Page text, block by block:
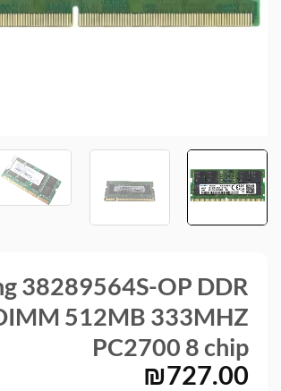
38289564S-OP DDR
512MB 333MHZ
PC2700 8 chip
₪727.00